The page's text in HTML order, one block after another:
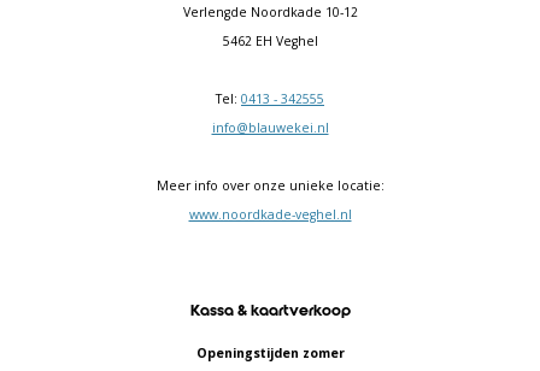
Verlengde Noordkade 10-12
5462 EH Veghel
Tel: 0413 - 342555
info@blauwekei.nl
Meer info over onze unieke locatie:
www.noordkade-veghel.nl
Kassa & kaartverkoop
Openingstijden zomer